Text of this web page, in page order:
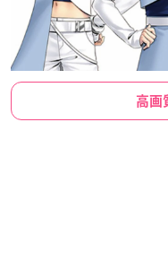
高画